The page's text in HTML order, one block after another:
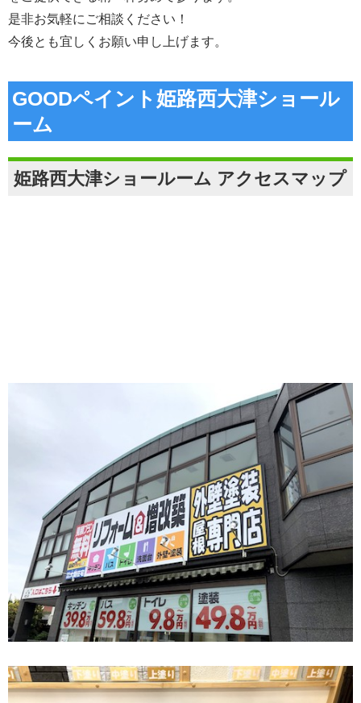
是非お気軽にご相談ください！
今後とも宜しくお願い申し上げます。
GOODペイント姫路西大津ショール
ーム
姫路西大津ショールーム アクセスマップ